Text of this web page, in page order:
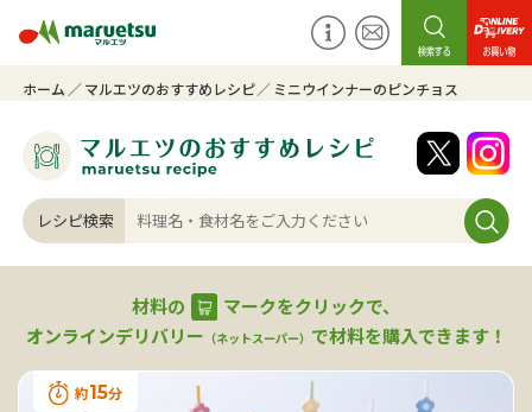
ホーム マルエツのおすすめレシピ ミニウインナーのピンチョス
レシピ検索
材料の
マークをクリックで、
オンラインデリバリー （ネットスーパー） で材料を購入できます！
約15分